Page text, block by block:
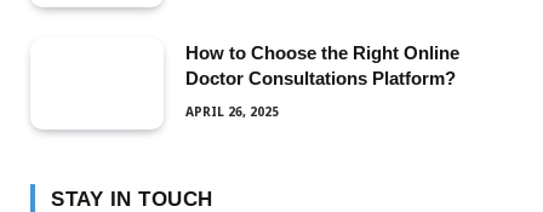
How to Choose the Right Online
Doctor Consultations Platform?
APRIL 26, 2025
STAY IN TOUCH